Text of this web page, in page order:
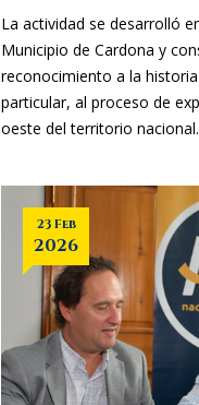
La actividad se desarrolló
Municipio de Cardona y
reconocimiento a la
particular, al proceso de
oeste del territorio nacional.
23 Feb
2026